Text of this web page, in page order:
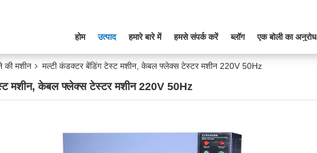
होम उत्पाद हमारे बारे में हमसे संपर्क करें ब्लॉग एक बोली का अनुरोध
मशीन मल्टी कंडक्टर बेंडिंग टेस्ट मशीन, केबल फ्लेक्स टेस्टर मशीन 220V 50Hz
मशीन, केबल फ्लेक्स टेस्टर मशीन 220V 50Hz